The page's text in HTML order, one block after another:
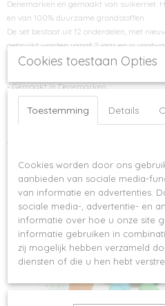
Denemarken en gemaakt van suikerriet.
en van 100% duurzame grondstoffen.
De set bestaat uit 12 onderdelen, met
gebruikt worden vanaf 2 jaar en is
- Gemaakt in Denemarken
- Bevat geen giftige stoffen
- Vaatwasmachinebestendig
- Nordic Swan Ecolabel - goed voor de
Cookies toestaan Opties
Toestemming Details
Cookies worden door ons
aanbieden van sociale media-
van informatie en advertenties.
sociale media-, advertentie- en
informatie over hoe u onze site
informatie gebruiken in
zij mogelijk hebben verzameld
diensten of die u hen hebt